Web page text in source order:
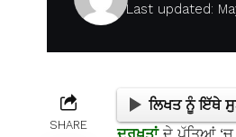
Last updated:
SHARE
ਲਿਖਤ ਨੂੰ ਇੱਥੇ
ਦਰਖ਼ਤਾਂਦੇ ਪੱਤਿਆਂ